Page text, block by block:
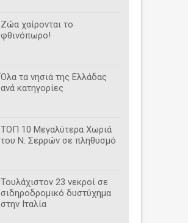
Ζώα χαίρονται το
φθινόπωρο!
Όλα τα νησιά της Ελλάδας
ανά κατηγορίες
ΤΟΠ 10 Μεγαλύτερα Χωριά
του Ν. Σερρών σε πληθυσμό
Τουλάχιστον 23 νεκροί σε
σιδηροδρομικό δυστύχημα
στην Ιταλία